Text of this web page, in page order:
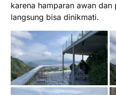
karena hamparan awan dan
langsung bisa dinikmati.